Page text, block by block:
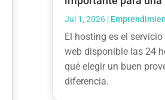
Jul 1, 2026|
El hosting es el
web disponible las 24
qué elegir un buen
diferencia.